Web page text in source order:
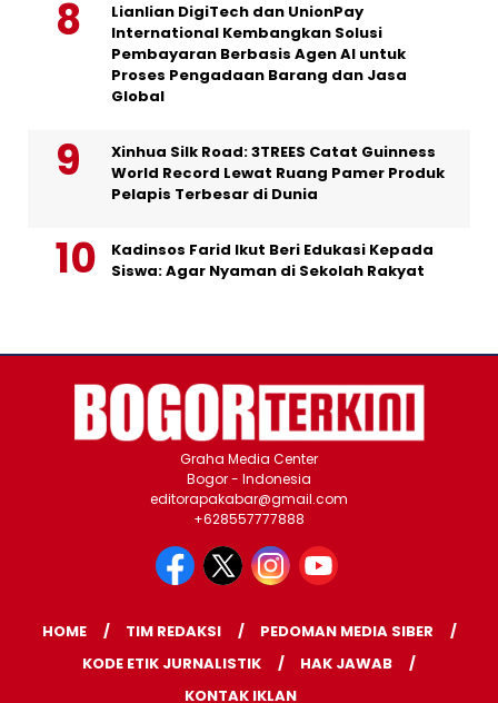
Lianlian DigiTech dan UnionPay
International Kembangkan Solusi
Pembayaran Berbasis Agen AI untuk
Proses Pengadaan Barang dan Jasa
Global
Xinhua Silk Road: 3TREES Catat Guinness
World Record Lewat Ruang Pamer Produk
Pelapis Terbesar di Dunia
Kadinsos Farid Ikut Beri Edukasi Kepada
Siswa: Agar Nyaman di Sekolah Rakyat
Graha Media Center
Bogor - Indonesia
editorapakabar@gmail.com
+628557777888
HOME TIM REDAKSI
PEDOMAN MEDIA SIBER
KODE ETIK JURNALISTIK
HAK JAWAB
KONTAK IKLAN